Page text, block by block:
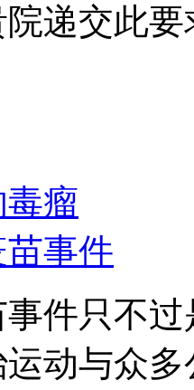
递交此要
瘤
事件
件只不
动与众